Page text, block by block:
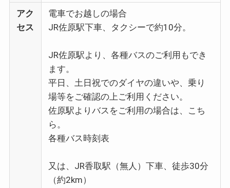
アク
セス
電車でお越しの場合
JR佐原駅下車、タクシーで約10分。
JR佐原駅より、各種バスのご利用もでき
ます。
平日、土日祝でのダイヤの違いや、乗り
場等をご確認の上ご利用ください。
佐原駅よりバスをご利用の場合は、こち
ら。
各種バス時刻表
又は、JR香取駅（無人）下車、徒歩30分
（約2km）